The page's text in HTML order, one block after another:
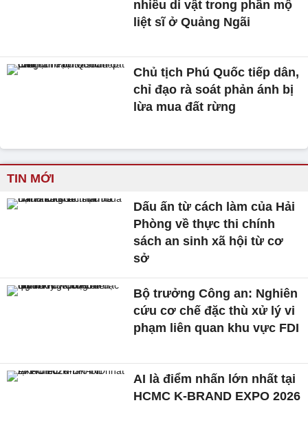
nhiều di vật trong phần mộ
liệt sĩ ở Quảng Ngãi
Chủ tịch Phú Quốc tiếp dân,
chỉ đạo rà soát phản ánh bị
lừa mua đất rừng
TIN MỚI
Dấu ấn từ cách làm của Hải
Phòng về thực thi chính
sách an sinh xã hội từ cơ
sở
Bộ trưởng Công an: Nghiên
cứu cơ chế đặc thù xử lý vi
phạm liên quan khu vực FDI
AI là điểm nhấn lớn nhất tại
HCMC K-BRAND EXPO 2026